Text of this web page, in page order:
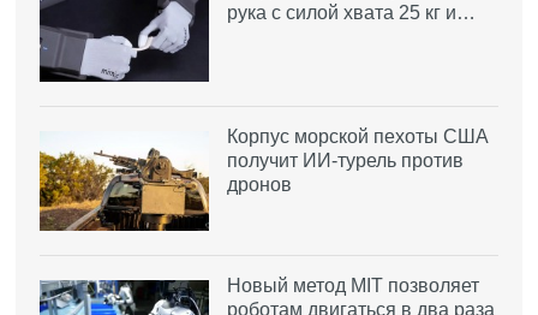
рука с силой хвата 25 кг и…
Корпус морской пехоты США
получит ИИ-турель против
дронов
Новый метод MIT позволяет
роботам двигаться в два раза